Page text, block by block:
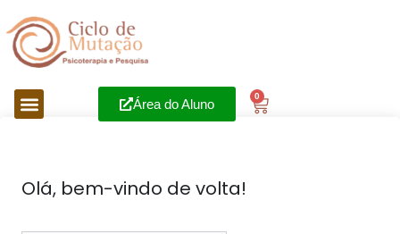
Área do Aluno
0
Olá, bem-vindo de volta!